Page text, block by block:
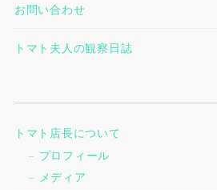
お問い合わせ
トマト夫人の観察日誌
トマト店長について
プロフィール
メディア